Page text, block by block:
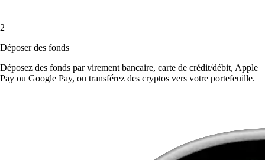
2
Déposer des fonds
Déposez des fonds par virement bancaire, carte de crédit/débit, Apple
Pay ou Google Pay, ou transférez des cryptos vers votre portefeuille.